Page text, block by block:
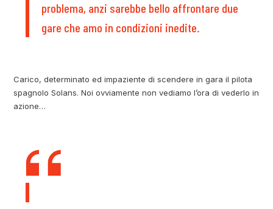
problema, anzi sarebbe bello affrontare due
gare che amo in condizioni inedite.
Carico, determinato ed impaziente di scendere in gara il pilota
spagnolo Solans. Noi ovviamente non vediamo l’ora di vederlo in
azione…